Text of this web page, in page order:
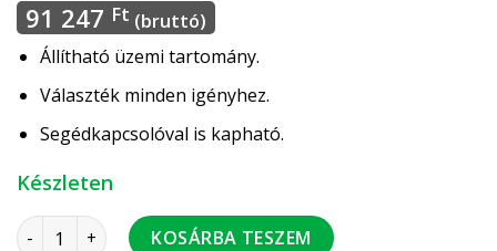
91 247 Ft (bruttó)
Állítható üzemi tartomány.
Választék minden igényhez.
Segédkapcsolóval is kapható.
Készleten
ESBE 92-2 motor 24V 3 pont 120 sec 15 Nm
KOSÁRBA TESZEM